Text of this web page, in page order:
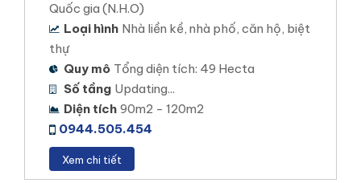
Quốc gia (N.H.O)
Loại hình Nhà liền kề, nhà phố, căn hộ, biệt
thự
Quy mô Tổng diện tích: 49 Hecta
Số tầng Updating...
Diện tích 90m2 - 120m2
0944.505.454
Xem chi tiết